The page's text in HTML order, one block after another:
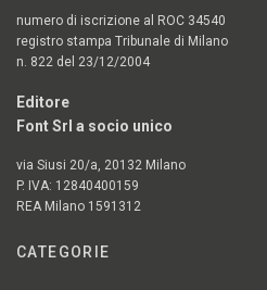
numero di iscrizione al ROC 34540
registro stampa Tribunale di Milano
n. 822 del 23/12/2004
Editore
Font Srl a socio unico
via Siusi 20/a, 20132 Milano
P. IVA: 12840400159
REA Milano 1591312
CATEGORIE